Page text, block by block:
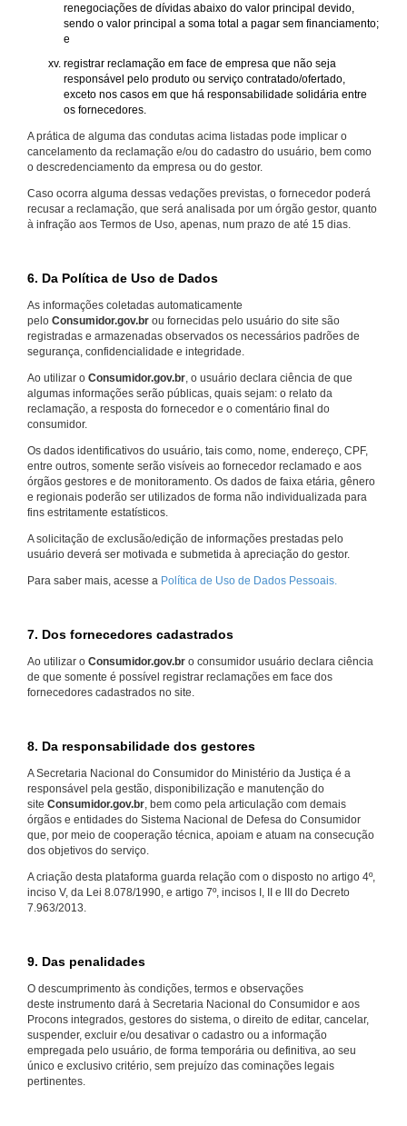
renegociações de dívidas abaixo do valor principal devido,
sendo o valor principal a soma total a pagar sem financiamento;
e
registrar reclamação em face de empresa que não seja
responsável pelo produto ou serviço contratado/ofertado,
exceto nos casos em que há responsabilidade solidária entre
os fornecedores.
A prática de alguma das condutas acima listadas pode implicar o
cancelamento da reclamação e/ou do cadastro do usuário, bem como
o descredenciamento da empresa ou do gestor.
Caso ocorra alguma dessas vedações previstas, o fornecedor poderá
recusar a reclamação, que será analisada por um órgão gestor, quanto
à infração aos Termos de Uso, apenas, num prazo de até 15 dias.
6. Da Política de Uso de Dados
As informações coletadas automaticamente
pelo Consumidor.gov.br ou fornecidas pelo usuário do site são
registradas e armazenadas observados os necessários padrões de
segurança, confidencialidade e integridade.
Ao utilizar o Consumidor.gov.br , o usuário declara ciência de que
algumas informações serão públicas, quais sejam: o relato da
reclamação, a resposta do fornecedor e o comentário final do
consumidor.
Os dados identificativos do usuário, tais como, nome, endereço, CPF,
entre outros, somente serão visíveis ao fornecedor reclamado e aos
órgãos gestores e de monitoramento. Os dados de faixa etária, gênero
e regionais poderão ser utilizados de forma não individualizada para
fins estritamente estatísticos.
A solicitação de exclusão/edição de informações prestadas pelo
usuário deverá ser motivada e submetida à apreciação do gestor.
Para saber mais, acesse a Política de Uso de Dados Pessoais.
7. Dos fornecedores cadastrados
Ao utilizar o Consumidor.gov.br o consumidor usuário declara ciência
de que somente é possível registrar reclamações em face dos
fornecedores cadastrados no site.
8. Da responsabilidade dos gestores
A Secretaria Nacional do Consumidor do Ministério da Justiça é a
responsável pela gestão, disponibilização e manutenção do
site Consumidor.gov.br, bem como pela articulação com demais
órgãos e entidades do Sistema Nacional de Defesa do Consumidor
que, por meio de cooperação técnica, apoiam e atuam na consecução
dos objetivos do serviço.
A criação desta plataforma guarda relação com o disposto no artigo 4º,
inciso V, da Lei 8.078/1990, e artigo 7º, incisos I, II e III do Decreto
7.963/2013.
9. Das penalidades
O descumprimento às condições, termos e observações
deste instrumento dará à Secretaria Nacional do Consumidor e aos
Procons integrados, gestores do sistema, o direito de editar, cancelar,
suspender, excluir e/ou desativar o cadastro ou a informação
empregada pelo usuário, de forma temporária ou definitiva, ao seu
único e exclusivo critério, sem prejuízo das cominações legais
pertinentes.